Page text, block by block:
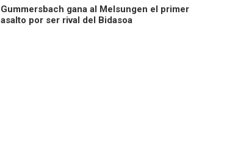
Gummersbach gana al Melsungen el primer
asalto por ser rival del Bidasoa